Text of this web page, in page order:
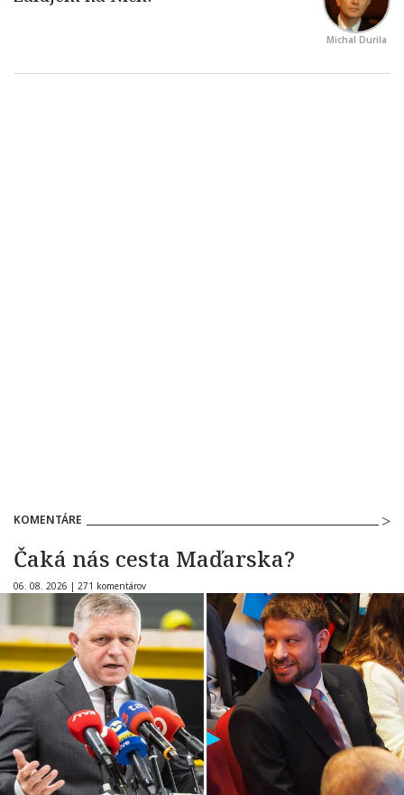
Michal Durila
KOMENTÁRE
Čaká nás cesta Maďarska?
06. 08. 2026 | 271 komentárov